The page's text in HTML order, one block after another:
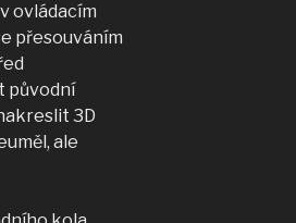
ovládacím
přesouváním
původní
3D
ale